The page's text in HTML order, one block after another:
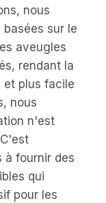
nous
sur le
aveugles
rendant la
et plus facile
nous
n'est
à fournir des
qui
pour les